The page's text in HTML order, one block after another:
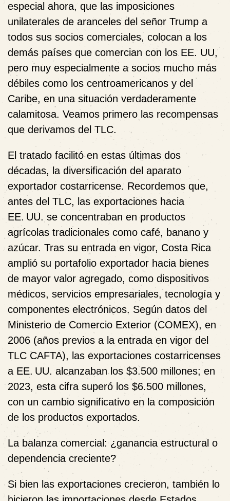
especial ahora, que las imposiciones
unilaterales de aranceles del señor Trump a
todos sus socios comerciales, colocan a los
demás países que comercian con los EE. UU,
pero muy especialmente a socios mucho más
débiles como los centroamericanos y del
Caribe, en una situación verdaderamente
calamitosa. Veamos primero las recompensas
que derivamos del TLC.
El tratado facilitó en estas últimas dos
décadas, la diversificación del aparato
exportador costarricense. Recordemos que,
antes del TLC, las exportaciones hacia
EE. UU. se concentraban en productos
agrícolas tradicionales como café, banano y
azúcar. Tras su entrada en vigor, Costa Rica
amplió su portafolio exportador hacia bienes
de mayor valor agregado, como dispositivos
médicos, servicios empresariales, tecnología y
componentes electrónicos. Según datos del
Ministerio de Comercio Exterior (COMEX), en
2006 (años previos a la entrada en vigor del
TLC CAFTA), las exportaciones costarricenses
a EE. UU. alcanzaban los $3.500 millones; en
2023, esta cifra superó los $6.500 millones,
con un cambio significativo en la composición
de los productos exportados.
La balanza comercial: ¿ganancia estructural o
dependencia creciente?
Si bien las exportaciones crecieron, también lo